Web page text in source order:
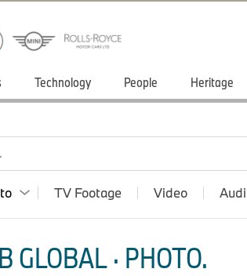
Technology People Heritage
TV Footage Video
GLOBAL · PHOTO.